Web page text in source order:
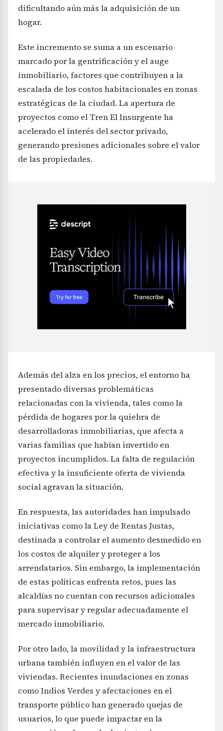
dificultando aún más la adquisición de un
hogar.
Este incremento se suma a un escenario
marcado por la gentrificación y el auge
inmobiliario, factores que contribuyen a la
escalada de los costos habitacionales en zonas
estratégicas de la ciudad. La apertura de
proyectos como el Tren El Insurgente ha
acelerado el interés del sector privado,
generando presiones adicionales sobre el valor
de las propiedades.
Además del alza en los precios, el entorno ha
presentado diversas problemáticas
relacionadas con la vivienda, tales como la
pérdida de hogares por la quiebra de
desarrolladoras inmobiliarias, que afecta a
varias familias que habían invertido en
proyectos incumplidos. La falta de regulación
efectiva y la insuficiente oferta de vivienda
social agravan la situación.
En respuesta, las autoridades han impulsado
iniciativas como la Ley de Rentas Justas,
destinada a controlar el aumento desmedido en
los costos de alquiler y proteger a los
arrendatarios. Sin embargo, la implementación
de estas políticas enfrenta retos, pues las
alcaldías no cuentan con recursos adicionales
para supervisar y regular adecuadamente el
mercado inmobiliario.
Por otro lado, la movilidad y la infraestructura
urbana también influyen en el valor de las
viviendas. Recientes inundaciones en zonas
como Indios Verdes y afectaciones en el
transporte público han generado quejas de
usuarios, lo que puede impactar en la